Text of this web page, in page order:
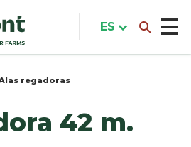
regadoras
42 m.
ES